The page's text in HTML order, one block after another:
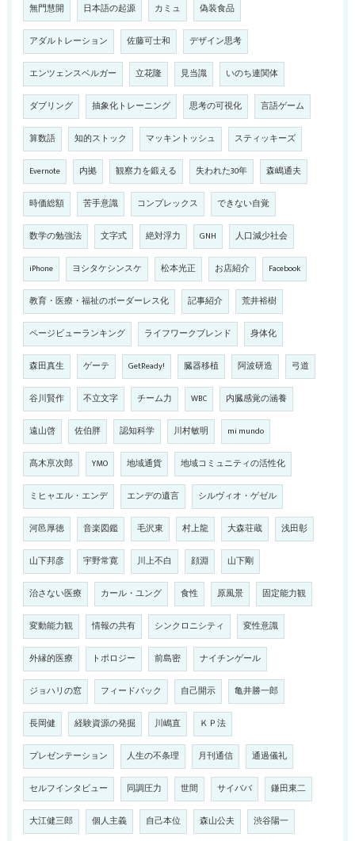
無門慧開 日本語の起源 カミュ 偽装食品
アダルトレーション 佐藤可士和 デザイン思考
エンツェンスベルガー 立花隆 見当識 いのち連関体
ダブリング 抽象化トレーニング 思考の可視化 言語ゲーム
算数語 知的ストック マッキントッシュ スティッキーズ
Evernote 内拠 観察力を鍛える 失われた30年 森嶋通夫
時価総額 苦手意識 コンプレックス できない自覚
数学の勉強法 文字式 絶対浮力 GNH 人口減少社会
iPhone ヨシタケシンスケ 松本光正 お店紹介 Facebook
教育・医療・福祉のボーダーレス化 記事紹介 荒井裕樹
ページビューランキング ライフワークブレンド 身体化
森田真生 ゲーテ GetReady! 臓器移植 阿波研造 弓道
谷川賢作 不立文字 チーム力 WBC 内臓感覚の涵養
遠山啓 佐伯胖 認知科学 川村敏明 mi mundo
髙木亰次郎 YMO 地域通貨 地域コミュニティの活性化
ミヒャエル・エンデ エンデの遺言 シルヴィオ・ゲゼル
河邑厚徳 音楽図鑑 毛沢東 村上龍 大森荘蔵 浅田彰
山下邦彦 宇野常寛 川上不白 顔淵 山下剛
治さない医療 カール・ユング 食性 原風景 固定能力観
変動能力観 情報の共有 シンクロニシティ 変性意識
外縁的医療 トポロジー 前島密 ナイチンゲール
ジョハリの窓 フィードバック 自己開示 亀井勝一郎
長岡健 経験資源の発掘 川嶋直 ＫＰ法
プレゼンテーション 人生の不条理 月刊通信 通過儀礼
セルフインタビュー 同調圧力 世間 サイババ 鎌田東二
大江健三郎 個人主義 自己本位 森山公夫 渋谷陽一